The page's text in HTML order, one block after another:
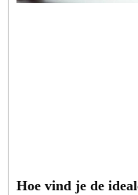
Hoe vind je de